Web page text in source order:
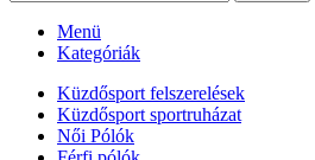
Menü
Kategóriák
Küzdősport felszerelések
Küzdősport sportruházat
Női Pólók